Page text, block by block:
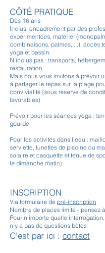
CÔTÉ PRATIQUE
Dès 16 ans
Inclus: encadrement par des
expérimentées, matériel
combinaisons, palmes, ...), accès
yoga et bassin.
N'inclus pas : transports,
restauration
Mais nous vous invitons à prévoir
à partager le repas sur la plage
convivialité (sous réserve de
favorables)
Prévoir pour les séances yoga :
gourde
Pour les activités dans l'eau :
serviette, lunettes de piscine ou
solaire et casquette et tenue de
le dimanche matin)
INSCRIPTION
Via formulaire de pré-inscription
Nombre de places limité - pensez
Pour n'importe quelle
n'y a pas de questions bêtes
C'est par ici : contact